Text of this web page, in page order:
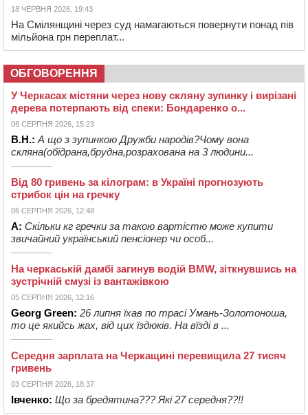
18 ЧЕРВНЯ 2026, 19:43
На Смілянщині через суд намагаються повернути понад пів
мільйона грн переплат...
ОБГОВОРЕННЯ
У Черкасах містяни через нову скляну зупинку і вирізані
дерева потерпають від спеки: Бондаренко о...
06 СЕРПНЯ 2026, 15:23
В.Н.: А що з зупинкою Дружби народів?Чому вона
скляна(обідрана,брудна,розрахована на 3 людини...
Від 80 гривень за кілограм: в Україні прогнозують
стрибок цін на гречку
06 СЕРПНЯ 2026, 12:48
А: Скільки кг гречки за такою вартістю може купити
звичайний український пенсіонер чи особ...
На черкаській дамбі загинув водій BMW, зіткнувшись на
зустрічній смузі із вантажівкою
05 СЕРПНЯ 2026, 12:16
Georg Green: 26 липня їхав по трасі Умань-Золотоноша,
то це якийсь жах, від цих їздюків. На вїзді в ...
Середня зарплата на Черкащині перевищила 27 тисяч
гривень
03 СЕРПНЯ 2026, 18:37
Івченко: Що за бредятина??? Які 27 середня??!!